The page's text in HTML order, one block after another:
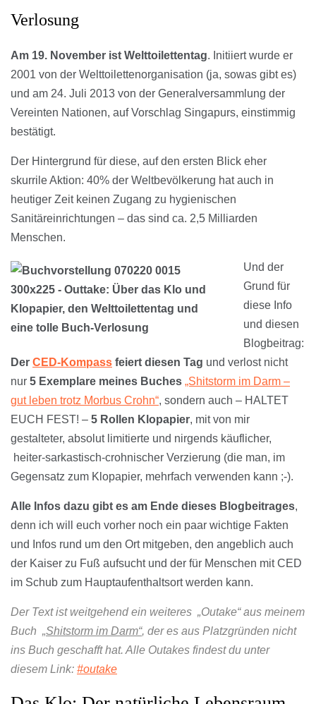
Verlosung
Am 19. November ist Welttoilettentag. Initiiert wurde er
2001 von der Welttoilettenorganisation (ja, sowas gibt es)
und am 24. Juli 2013 von der Generalversammlung der
Vereinten Nationen, auf Vorschlag Singapurs, einstimmig
bestätigt.
Der Hintergrund für diese, auf den ersten Blick eher
skurrile Aktion: 40% der Weltbevölkerung hat auch in
heutiger Zeit keinen Zugang zu hygienischen
Sanitäreinrichtungen – das sind ca. 2,5 Milliarden
Menschen.
Und der
Grund für
diese Info
und diesen
Blogbeitrag:
Der CED-Kompass feiert diesen Tag und verlost nicht
nur 5 Exemplare meines Buches „Shitstorm im Darm –
gut leben trotz Morbus Crohn“, sondern auch – HALTET
EUCH FEST! – 5 Rollen Klopapier, mit von mir
gestalteter, absolut limitierte und nirgends käuflicher,
heiter-sarkastisch-crohnischer Verzierung (die man, im
Gegensatz zum Klopapier, mehrfach verwenden kann ;-).
Alle Infos dazu gibt es am Ende dieses Blogbeitrages,
denn ich will euch vorher noch ein paar wichtige Fakten
und Infos rund um den Ort mitgeben, den angeblich auch
der Kaiser zu Fuß aufsucht und der für Menschen mit CED
im Schub zum Hauptaufenthaltsort werden kann.
Der Text ist weitgehend ein weiteres „Outake“ aus meinem
Buch „Shitstorm im Darm“, der es aus Platzgründen nicht
ins Buch geschafft hat. Alle Outakes findest du unter
diesem Link: #outake